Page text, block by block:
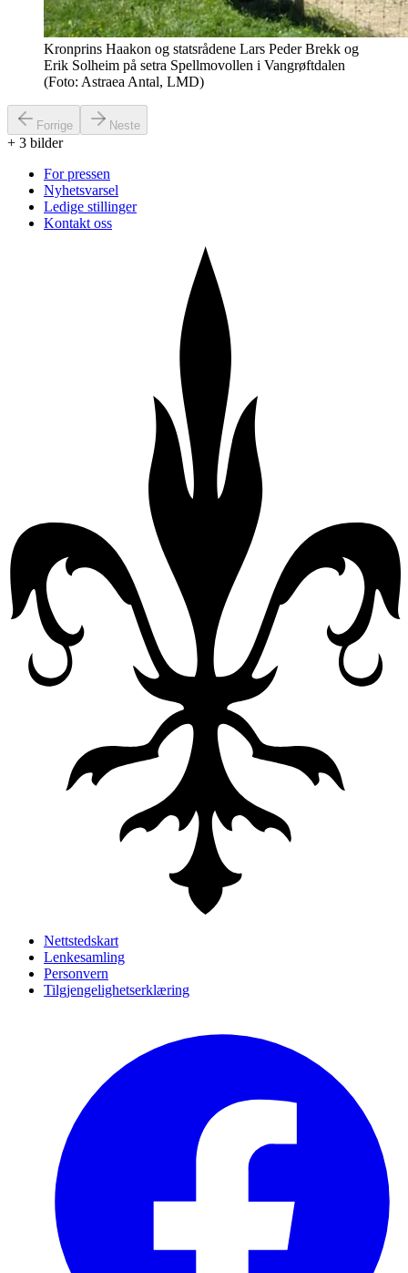
Kronprins Haakon og statsrådene Lars Peder Brekk og
Erik Solheim på setra Spellmovollen i Vangrøftdalen
(Foto: Astraea Antal, LMD)
Forrige Neste
+ 3 bilder
For pressen
Nyhetsvarsel
Ledige stillinger
Kontakt oss
Nettstedskart
Lenkesamling
Personvern
Tilgjengelighetserklæring